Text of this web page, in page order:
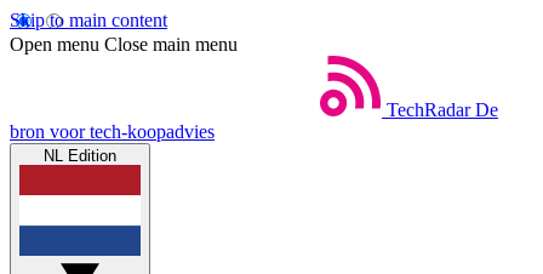
Skip to main content
Open menu Close main menu
TechRadar De
bron voor tech-koopadvies
NL Edition